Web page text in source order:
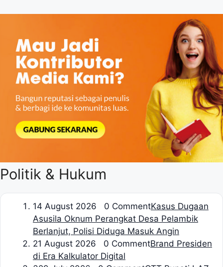
Politik & Hukum
14 August 2026 0 CommentKasus Dugaan
Asusila Oknum Perangkat Desa Pelambik
Berlanjut, Polisi Diduga Masuk Angin
21 August 2026 0 CommentBrand Presiden
di Era Kalkulator Digital